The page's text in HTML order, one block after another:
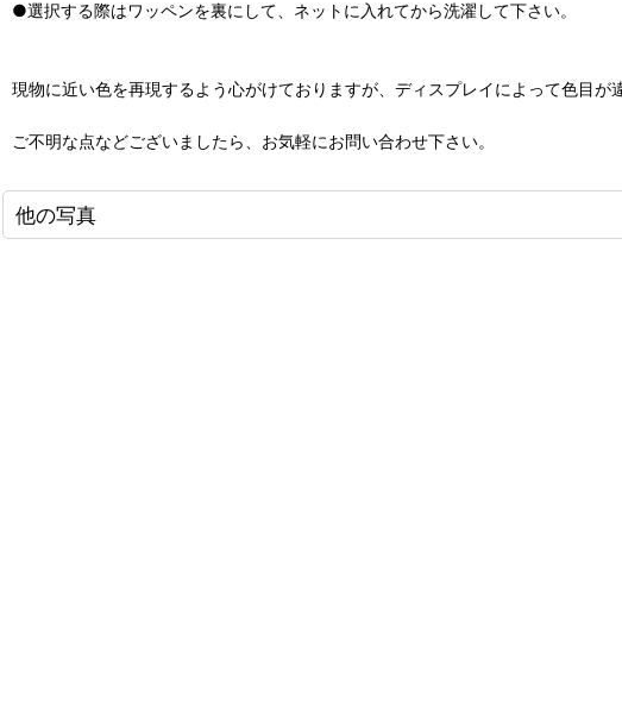
●選択する際はワッペンを裏にして、ネットに入れてから洗濯して下さい。
現物に近い色を再現するよう心がけておりますが、ディスプレイによって色目が
ご不明な点などございましたら、お気軽にお問い合わせ下さい。
他の写真